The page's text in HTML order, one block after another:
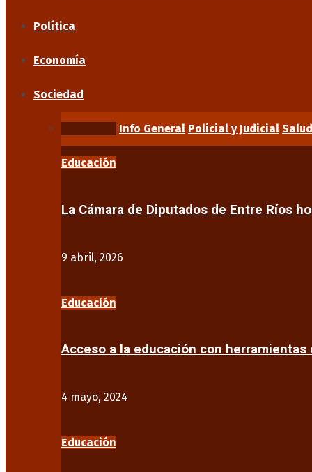
Política
Economía
Sociedad
Info General Policial y Judicial Salud
Educación
La Cámara de Diputados de Entre Ríos
9 abril, 2026
Educación
Acceso a la educación con
4 mayo, 2024
Educación